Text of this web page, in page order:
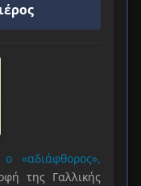
ο «αδιάφθορος»,
της Γαλλικής